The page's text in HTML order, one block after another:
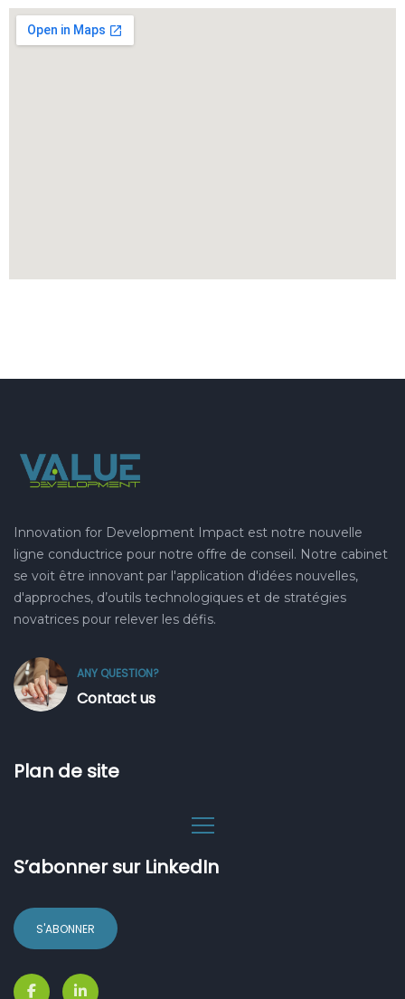
Innovation for Development Impact est notre nouvelle
ligne conductrice pour notre offre de conseil. Notre cabinet
se voit être innovant par l'application d'idées nouvelles,
d'approches, d’outils technologiques et de stratégies
novatrices pour relever les défis.
ANY QUESTION?
Contact us
Plan de site
S’abonner sur LinkedIn
S'ABONNER